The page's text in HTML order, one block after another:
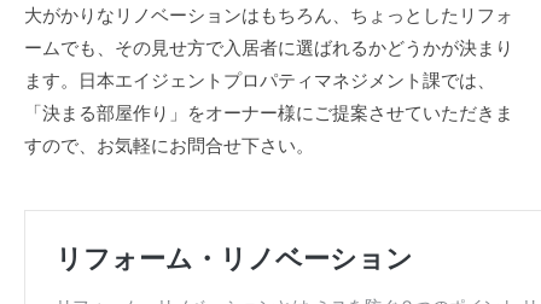
大がかりなリノベーションはもちろん、ちょっとしたリフォ
ームでも、その見せ方で入居者に選ばれるかどうかが決まり
ます。日本エイジェントプロパティマネジメント課では、
「決まる部屋作り」をオーナー様にご提案させていただきま
すので、お気軽にお問合せ下さい。